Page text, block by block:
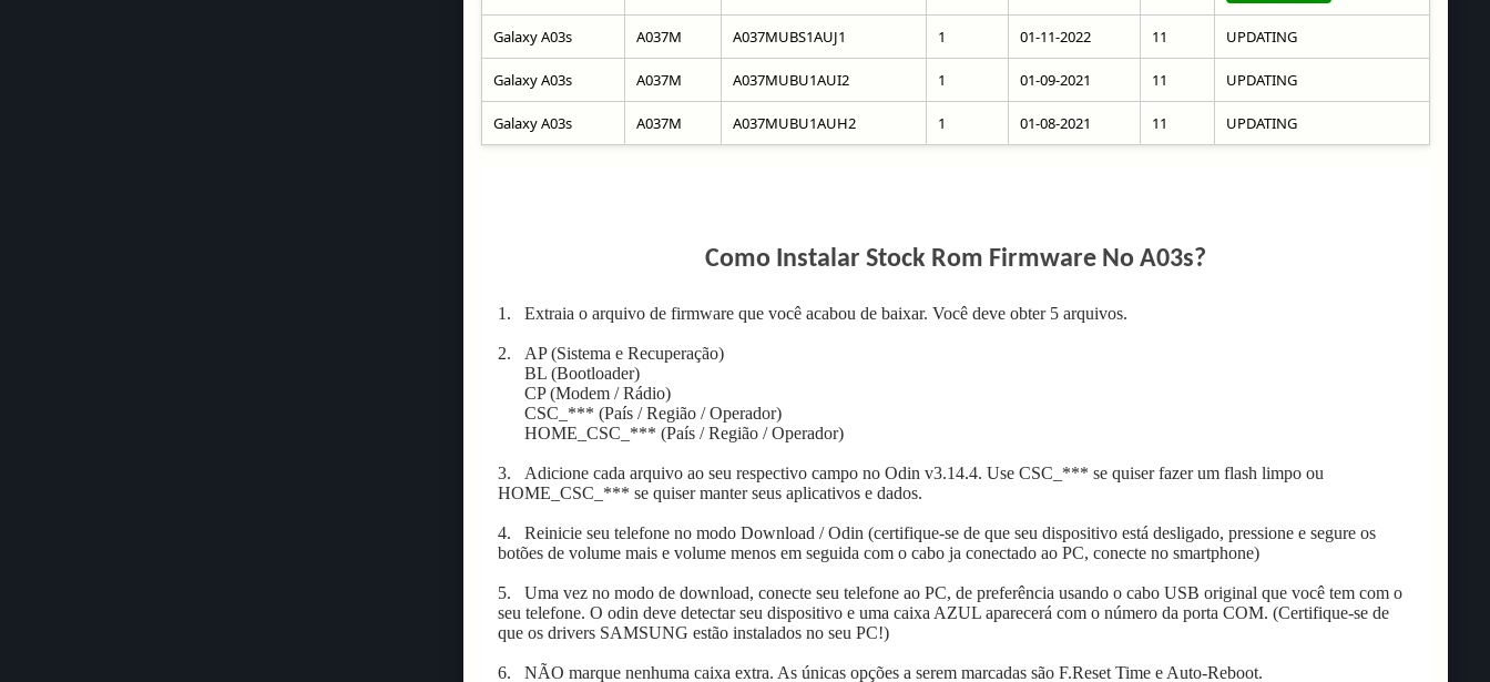
Galaxy A03s A037M A037MUBS1AUJ1 1 01-11-2022 11 UPDATING
Galaxy A03s A037M A037MUBU1AUI2 1 01-09-2021 11 UPDATING
Galaxy A03s A037M A037MUBU1AUH2 1 01-08-2021 11 UPDATING
Como Instalar Stock Rom Firmware No A03s?
1. Extraia o arquivo de firmware que você acabou de baixar. Você deve obter 5 arquivos.
2. AP (Sistema e Recuperação)
BL (Bootloader)
CP (Modem / Rádio)
CSC_*** (País / Região / Operador)
HOME_CSC_*** (País / Região / Operador)
3. Adicione cada arquivo ao seu respectivo campo no Odin v3.14.4. Use CSC_*** se quiser fazer um flash limpo ou
HOME_CSC_*** se quiser manter seus aplicativos e dados.
4. Reinicie seu telefone no modo Download / Odin (certifique-se de que seu dispositivo está desligado, pressione e segure os
botões de volume mais e volume menos em seguida com o cabo ja conectado ao PC, conecte no smartphone)
5. Uma vez no modo de download, conecte seu telefone ao PC, de preferência usando o cabo USB original que você tem com o
seu telefone. O odin deve detectar seu dispositivo e uma caixa AZUL aparecerá com o número da porta COM. (Certifique-se de
que os drivers SAMSUNG estão instalados no seu PC!)
6. NÃO marque nenhuma caixa extra. As únicas opções a serem marcadas são F.Reset Time e Auto-Reboot.